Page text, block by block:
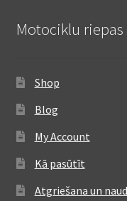
Motociklu riepas
Shop
Blog
My Account
Kā pasūtīt
Atgriešana un